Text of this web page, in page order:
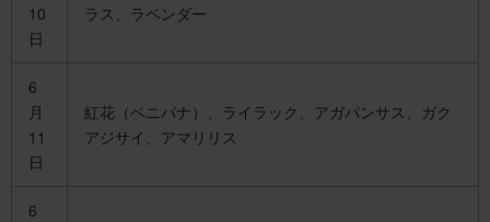
10
日
ラス、ラベンダー
6
月
11
日
紅花（ベニバナ）、ライラック、アガパンサス、ガク
アジサイ、アマリリス
6